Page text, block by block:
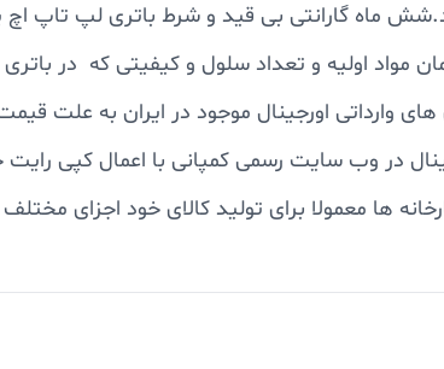
مواد اولیه و تعداد سلول و کیفیتی که در
وارداتی اورجینال موجود در ایران به علت
ها معمولا برای تولید کالای خود اجزای